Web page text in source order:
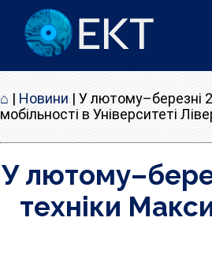
⌂ | Новини | У лютому–березні
мобільності в Університеті
У
техніки